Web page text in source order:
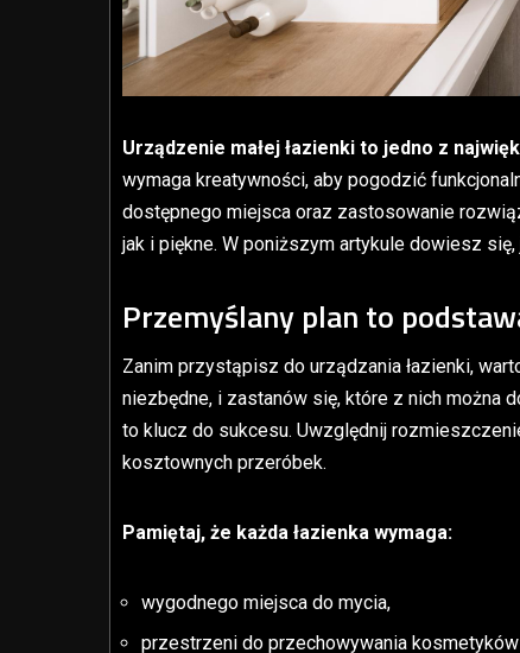
Urządzenie małej łazienki to jedno z
wymaga kreatywności, aby pogodzić
dostępnego miejsca oraz zastosowanie
jak i piękne. W poniższym artykule dowiesz się,
Przemyślany plan to
Zanim przystąpisz do urządzania łazienki,
niezbędne, i zastanów się, które z nich można
to klucz do sukcesu. Uwzględnij
kosztownych przeróbek.
Pamiętaj, że każda łazienka wymaga:
wygodnego miejsca do mycia,
przestrzeni do przechowywania